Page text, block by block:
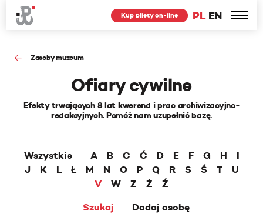
PL EN
Kup bilety on-line
Zasoby muzeum
Ofiary cywilne
Efekty trwających 8 lat kwerend i prac archiwizacyjno-
redakcyjnych. Pomóż nam uzupełnić bazę.
Wszystkie A B C Ć D E F G H
I
J
K L Ł M N O P Q R S Ś T
U
V
W Z Ż
Ź
Szukaj
Dodaj osobę